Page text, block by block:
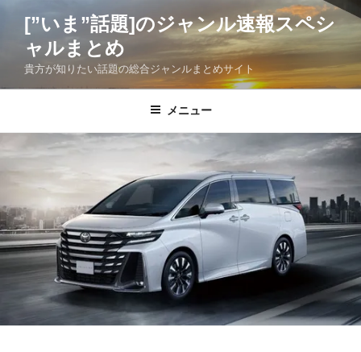
ツ
キ
[”いま”話題]のジャンル速報スペシ
ャルまとめ
貴方が知りたい話題の総合ジャンルまとめサイト
メニュー